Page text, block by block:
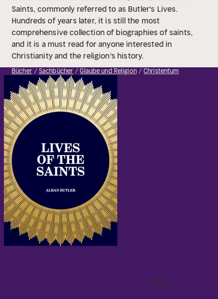
Saints, commonly referred to as Butler's Lives.
Hundreds of years later, it is still the most
comprehensive collection of biographies of saints,
and it is a must read for anyone interested in
Christianity and the religion's history.
Bücher Sachbücher Glaube und Religion Christentum
E-Book